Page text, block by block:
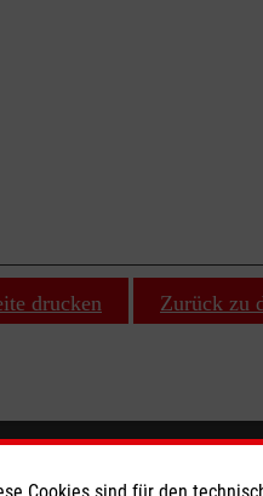
drucken Zurück zu
Malteser